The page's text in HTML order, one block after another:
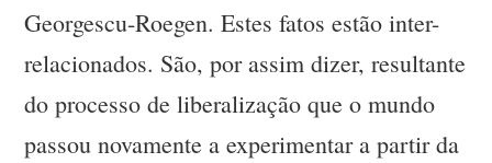
Georgescu-Roegen. Estes fatos estão inter-
relacionados. São, por assim dizer, resultante
do processo de liberalização que o mundo
passou novamente a experimentar a partir da